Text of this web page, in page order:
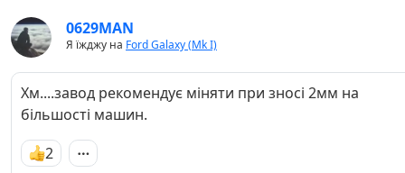
0629MAN
Я їжджу на Ford Galaxy (Mk I)
Хм....завод рекомендує міняти при зносі 2мм на
більшості машин.
2